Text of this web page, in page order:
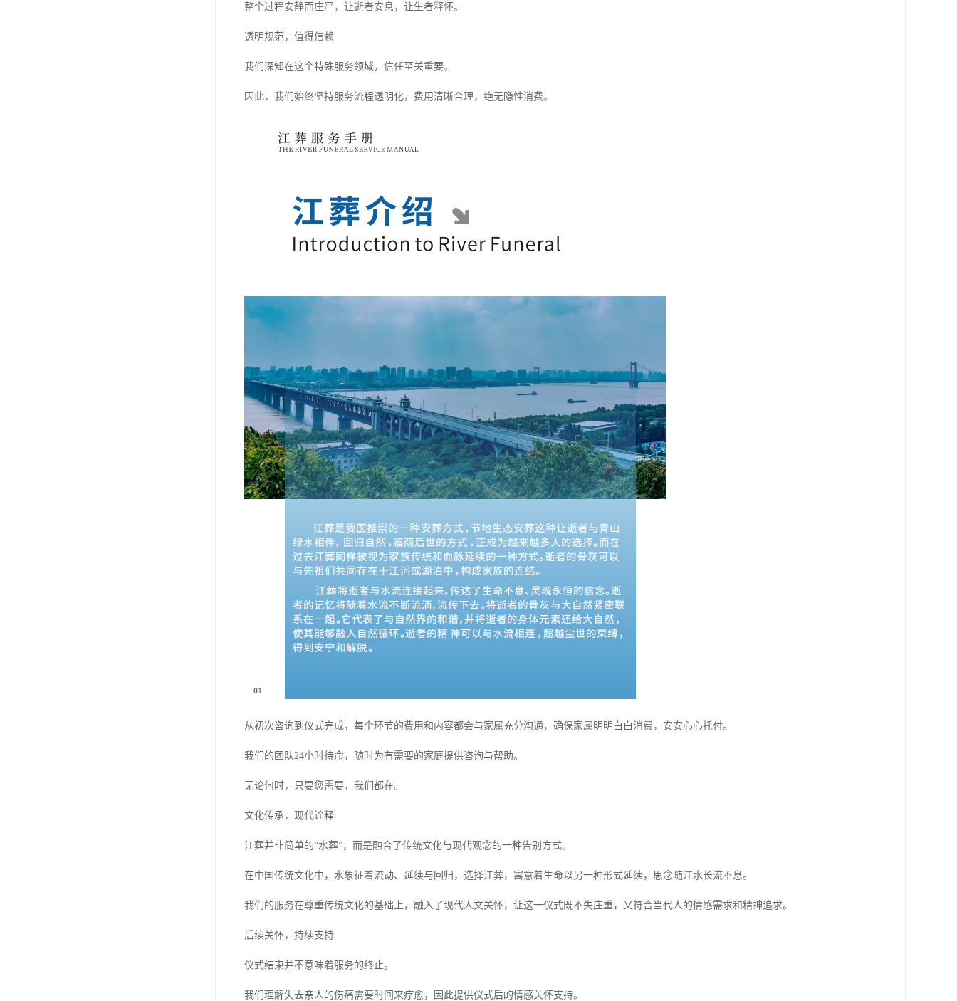
整个过程安静而庄严，让逝者安息，让生者释怀。
透明规范，值得信赖
我们深知在这个特殊服务领域，信任至关重要。
因此，我们始终坚持服务流程透明化，费用清晰合理，绝无隐性消费。
从初次咨询到仪式完成，每个环节的费用和内容都会与家属充分沟通，确保家属明明白白消费，安安心心托付。
我们的团队24小时待命，随时为有需要的家庭提供咨询与帮助。
无论何时，只要您需要，我们都在。
文化传承，现代诠释
江葬并非简单的“水葬”，而是融合了传统文化与现代观念的一种告别方式。
在中国传统文化中，水象征着流动、延续与回归，选择江葬，寓意着生命以另一种形式延续，思念随江水长流不息。
我们的服务在尊重传统文化的基础上，融入了现代人文关怀，让这一仪式既不失庄重，又符合当代人的情感需求和精神追求。
后续关怀，持续支持
仪式结束并不意味着服务的终止。
我们理解失去亲人的伤痛需要时间来疗愈，因此提供仪式后的情感关怀支持。